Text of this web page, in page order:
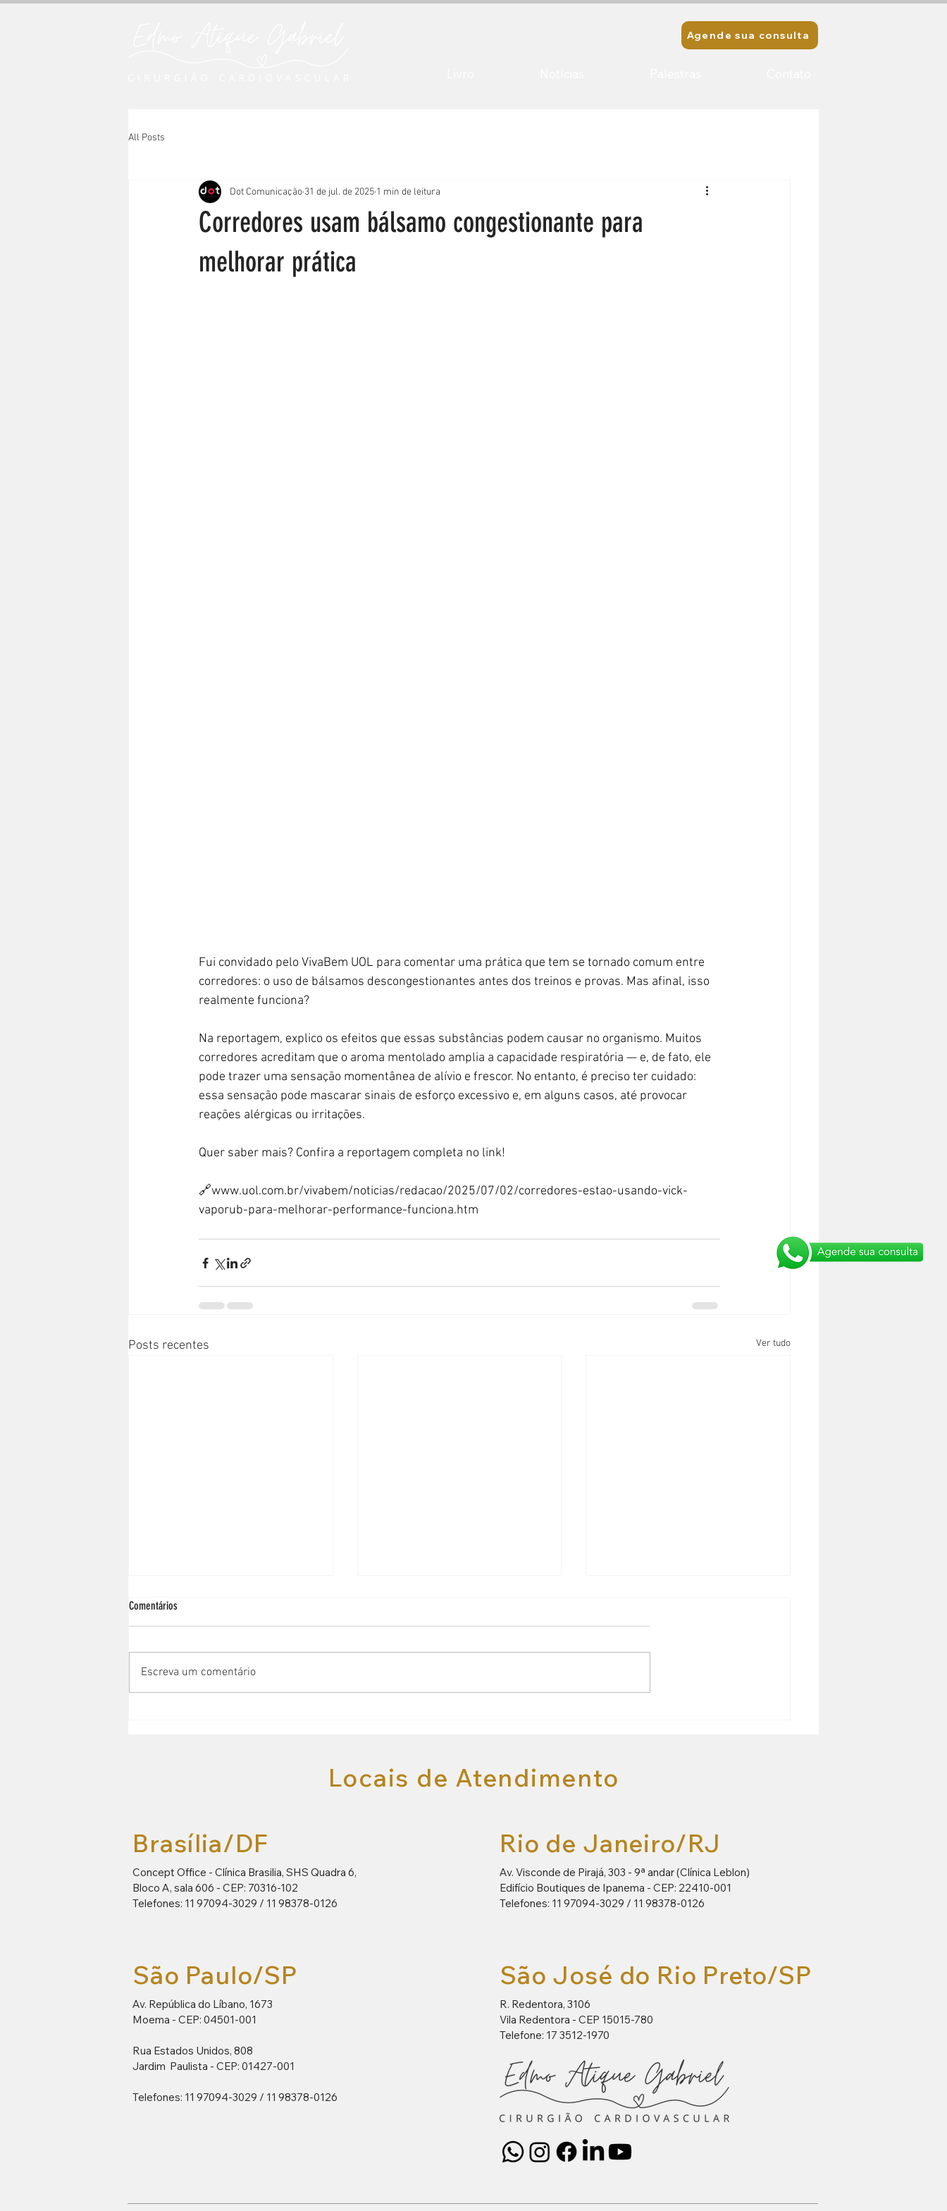
Agende sua consulta
All Posts
Corredores usam bálsamo congestionante para
melhorar prática
Dot Comunicação 31 de jul. de 2025 1 min de leitura
Fui convidado pelo VivaBem UOL para comentar uma prática que tem se tornado comum entre
corredores: o uso de bálsamos descongestionantes antes dos treinos e provas. Mas afinal, isso
realmente funciona?
Na reportagem, explico os efeitos que essas substâncias podem causar no organismo. Muitos
corredores acreditam que o aroma mentolado amplia a capacidade respiratória — e, de fato, ele
pode trazer uma sensação momentânea de alívio e frescor. No entanto, é preciso ter cuidado:
essa sensação pode mascarar sinais de esforço excessivo e, em alguns casos, até provocar
reações alérgicas ou irritações.
Quer saber mais? Confira a reportagem completa no link!
🔗www.uol.com.br/vivabem/noticias/redacao/2025/07/02/corredores-estao-usando-vick-
vaporub-para-melhorar-performance-funciona.htm
Posts recentes Ver tudo
Alcoolismo
Comentários
Escreva um comentário
Locais de Atendimento
Brasília/DF
Concept Office - Clínica Brasilia, SHS Quadra 6,
Bloco A, sala 606 - CEP: 70316-102
Telefones: 11 97094-3029 / 11 98378-0126
Rio de Janeiro/RJ
Av. Visconde de Pirajá, 303 - 9ª andar (Clínica Leblon)
Edifício Boutiques de Ipanema - CEP: 22410-001
Telefones: 11 97094-3029 / 11 98378-0126
São Paulo/SP
Av. República do Líbano, 1673
Moema - CEP: 04501-001
Rua Estados Unidos, 808
Jardim Paulista - CEP: 01427-001
Telefones: 11 97094-3029 / 11 98378-0126
São José do Rio Preto/SP
R. Redentora, 3106
Vila Redentora - CEP 15015-780
Telefone: 17 3512-1970